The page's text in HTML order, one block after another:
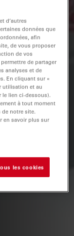
d’autres
données que
afin
de vous proposer
de vos
de partager
analyses et de
En cliquant sur «
utilisation et au
le lien ci-dessous).
à tout moment
de notre site.
en savoir plus sur
les cookies